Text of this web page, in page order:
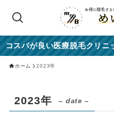
コスパが良い医療脱毛クリニ
ホーム 2023年
2023年 – date –